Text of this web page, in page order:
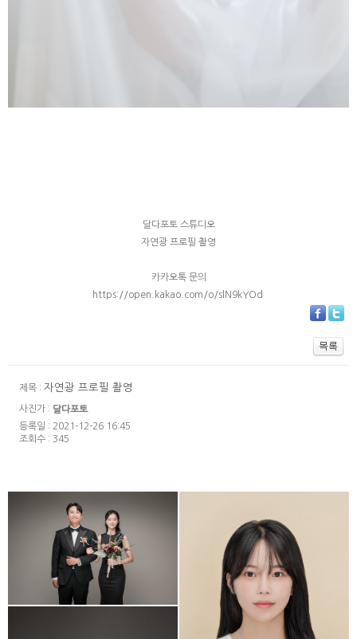
달다포토 스튜디오
자연광 프로필 촬영
카카오톡 문의
https://open.kakao.com/o/slN9kYOd
제목 : 자연광 프로필 촬영
사진가 : 달다포토
등록일 : 2021-12-26 16:45
조회수 : 345
스튜디오 세미웨딩 &
올림픽공원 야외웨딩 스냅
studio _ profile